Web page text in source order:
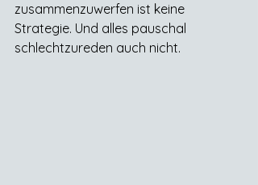
zusammenzuwerfen ist keine
Strategie. Und alles pauschal
schlechtzureden auch nicht.